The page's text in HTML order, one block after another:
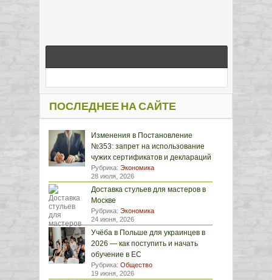
ПОСЛЕДНЕЕ НА САЙТЕ
Изменения в Постановление
№353: запрет на использование
чужих сертификатов и деклараций
Рубрика: Экономика
28 июля, 2026
Доставка стульев для мастеров в
Москве
Рубрика: Экономика
24 июня, 2026
Учёба в Польше для украинцев в
2026 — как поступить и начать
обучение в ЕС
Рубрика: Общество
19 июня, 2026